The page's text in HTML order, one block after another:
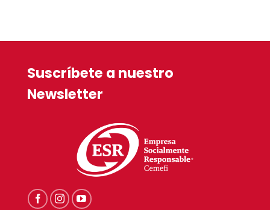
Suscríbete a nuestro
Newsletter